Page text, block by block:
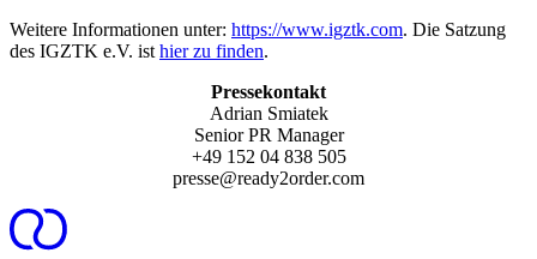
Weitere Informationen unter: https://www.igztk.com. Die Satzung
des IGZTK e.V. ist hier zu finden.
Pressekontakt
Adrian Smiatek
Senior PR Manager
+49 152 04 838 505
presse@ready2order.com